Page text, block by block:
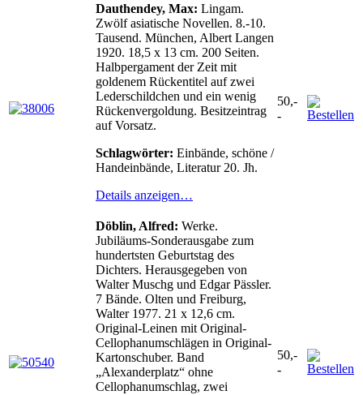
Dauthendey, Max: Lingam.
Zwölf asiatische Novellen. 8.-10.
Tausend. München, Albert Langen
1920. 18,5 x 13 cm. 200 Seiten.
Halbpergament der Zeit mit
goldenem Rückentitel auf zwei
Lederschildchen und ein wenig
Rückenvergoldung. Besitzeintrag
auf Vorsatz.
Schlagwörter: Einbände, schöne /
Handeinbände, Literatur 20. Jh.
Details anzeigen…
50,-
-
Döblin, Alfred: Werke.
Jubiläums-Sonderausgabe zum
hundertsten Geburtstag des
Dichters. Herausgegeben von
Walter Muschg und Edgar Pässler.
7 Bände. Olten und Freiburg,
Walter 1977. 21 x 12,6 cm.
Original-Leinen mit Original-
Cellophanumschlägen in Original-
Kartonschuber. Band
„Alexanderplatz“ ohne
Cellophanumschlag, zwei
50,-
-